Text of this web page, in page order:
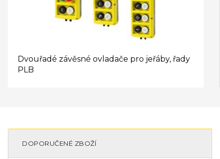
Dvouřadé závěsné ovladače pro jeřáby, řady
PLB
DOPORUČENÉ ZBOŽÍ